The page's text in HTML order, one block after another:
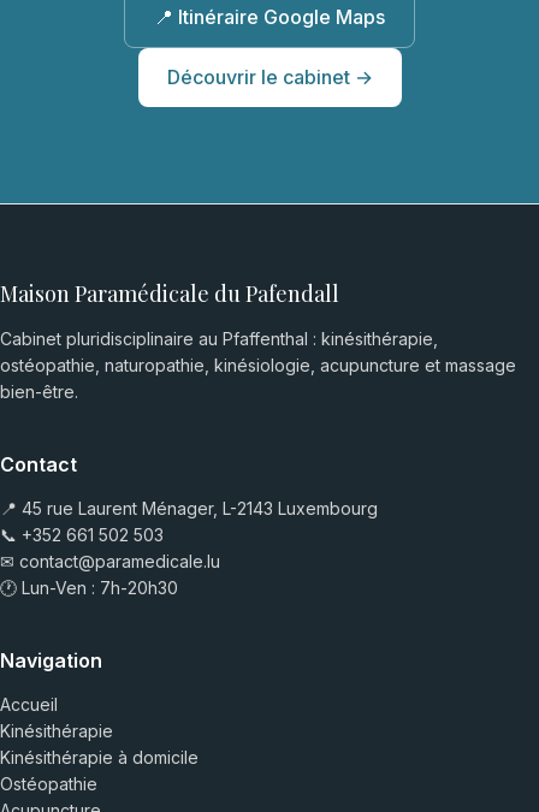
📍 Itinéraire Google Maps
Découvrir le cabinet →
Maison Paramédicale du Pafendall
Cabinet pluridisciplinaire au Pfaffenthal : kinésithérapie,
ostéopathie, naturopathie, kinésiologie, acupuncture et massage
bien-être.
Contact
📍 45 rue Laurent Ménager, L-2143 Luxembourg
📞 +352 661 502 503
✉ contact@paramedicale.lu
🕐 Lun-Ven : 7h-20h30
Navigation
Accueil
Kinésithérapie
Kinésithérapie à domicile
Ostéopathie